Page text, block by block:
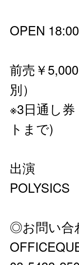
OPEN
前売￥
別）
※3日通し
トまで)
出演
POLYSICS
◎お問い合